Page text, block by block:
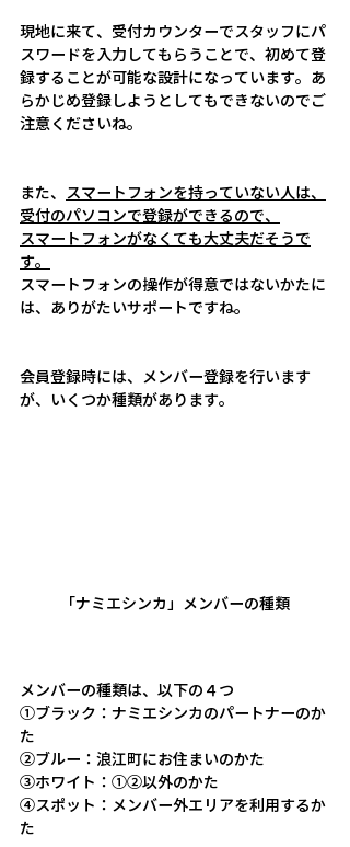
現地に来て、受付カウンターでスタッフにパ
スワードを入力してもらうことで、初めて登
録することが可能な設計になっています。あ
らかじめ登録しようとしてもできないのでご
注意くださいね。
また、 スマートフォンを持っていない人は、
受付のパソコンで登録ができるので、
スマートフォンがなくても大丈夫だそうで
す。
スマートフォンの操作が得意ではないかたに
は、ありがたいサポートですね。
会員登録時には、メンバー登録を行います
が、いくつか種類があります。
「ナミエシンカ」メンバーの種類
メンバーの種類は、以下の４つ
①ブラック：ナミエシンカのパートナーのか
た
②ブルー：浪江町にお住まいのかた
③ホワイト：①②以外のかた
④スポット：メンバー外エリアを利用するか
た